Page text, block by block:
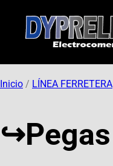
Inicio / LÍNEA FERRETERA
↪︎Pegas